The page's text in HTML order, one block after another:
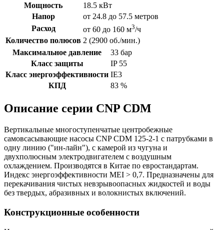
Мощность
18.5 кВт
Напор
от 24.8 до 57.5 метров
Расход
от 60 до 160 м3/ч
Количество полюсов 2 (2900 об./мин.)
Максимальное давление
33 бар
Класс защиты
IP 55
Класс энергоэффективности IE3
КПД
83 %
Описание серии CNP CDM
Вертикальные многоступенчатые центробежные
самовсасывающие насосы CNP CDM 125-2-1 с патрубками в
одну линию ("ин-лайн"), с камерой из чугуна и
двухполюсным электродвигателем с воздушным
охлаждением. Производятся в Китае по евростандартам.
Индекс энергоэффективности MEI > 0,7. Предназначены для
перекачивания чистых невзрывоопасных жидкостей и воды
без твердых, абразивных и волокнистых включений.
Конструкционные особенности